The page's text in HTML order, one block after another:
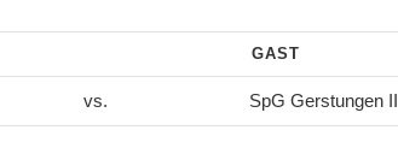
GAST
vs. SpG Gerstungen II